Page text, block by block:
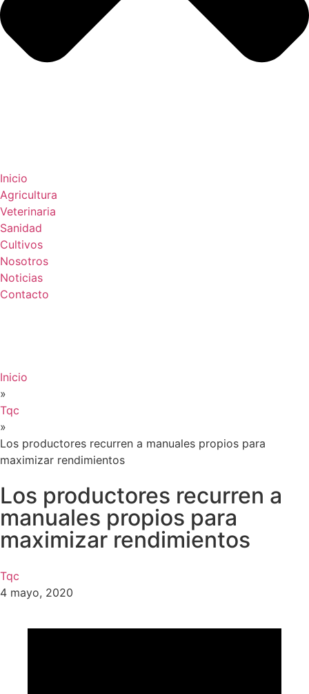
Inicio
Agricultura
Veterinaria
Sanidad
Cultivos
Nosotros
Noticias
Contacto
Inicio
»
Tqc
»
Los productores recurren a manuales propios para
maximizar rendimientos
Los productores recurren a
manuales propios para
maximizar rendimientos
Tqc
4 mayo, 2020